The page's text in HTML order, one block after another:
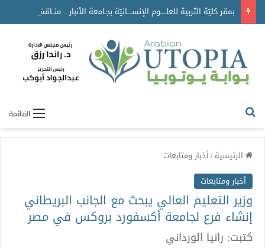
القائمة
الرئيسية/أخبار ومتابعات
أخبار ومتابعات
وزير التعليم العالي يبحث مع الجانب البريطاني
إنشاء فرع لجامعة أكسفورد بروكس في مصر
كتبت: رانيا الورداني